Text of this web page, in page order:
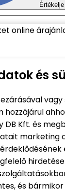
online
és
DB Kft. és
marketing
és